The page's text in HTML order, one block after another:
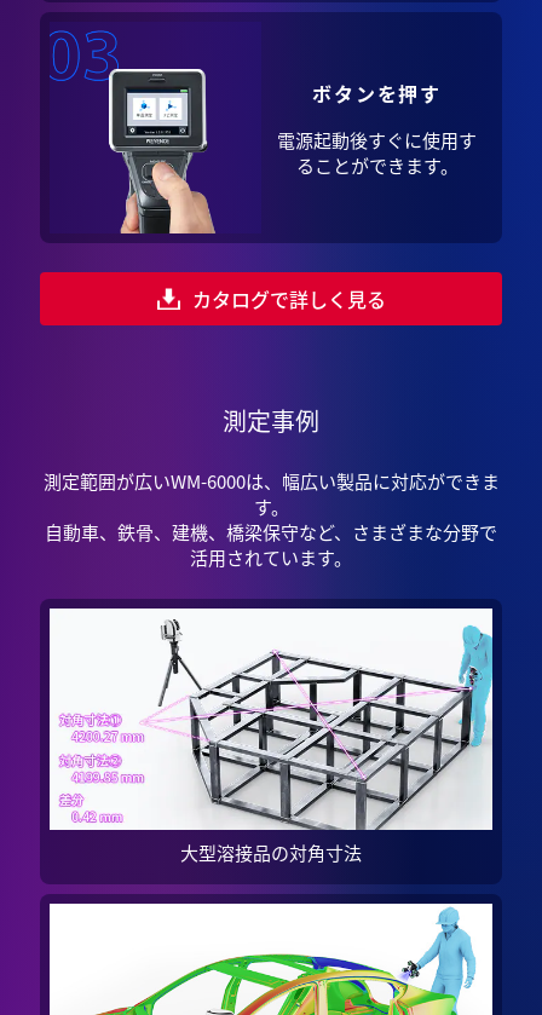
ボタンを押す
電源起動後すぐに使用す
ることができます。
カタログで詳しく見る
測定事例
測定範囲が広いWM-6000は、幅広い製品に対応ができま
す。
自動車、鉄骨、建機、橋梁保守など、さまざまな分野で
活用されています。
大型溶接品の対角寸法